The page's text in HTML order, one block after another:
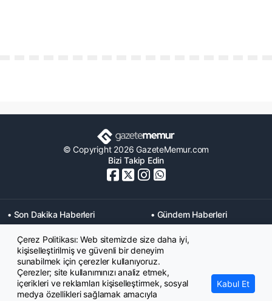
© Copyright 2026 GazeteMemur.com
Bizi Takip Edin
• Son Dakika Haberleri
• Gündem Haberleri
• Memurlar Haberleri
• KPSS Haberleri
• Ekonomi Haberleri
• Eğitim Haberleri
• Yaşam Haberleri
• Maaş Verileri Haberleri
• Mahkeme Kararları
Haberleri
Çerez Politikası: Web sitemizde size daha iyi,
kişiselleştirilmiş ve güvenli bir deneyim
sunabilmek için çerezler kullanıyoruz.
Çerezler; site kullanımınızı analiz etmek,
içerikleri ve reklamları kişiselleştirmek, sosyal
medya özellikleri sağlamak amacıyla
Kabul Et